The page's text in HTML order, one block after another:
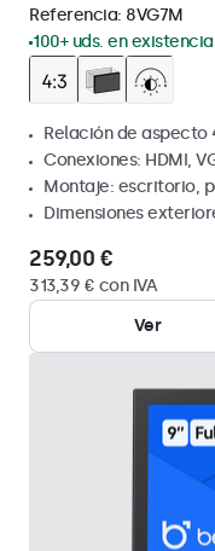
Referencia: 8VG7M
100+ uds. en
Relación de aspecto
Conexiones: HDMI,
Montaje: escritorio,
Dimensiones
259,00 €
313,39 € con IVA
Ver